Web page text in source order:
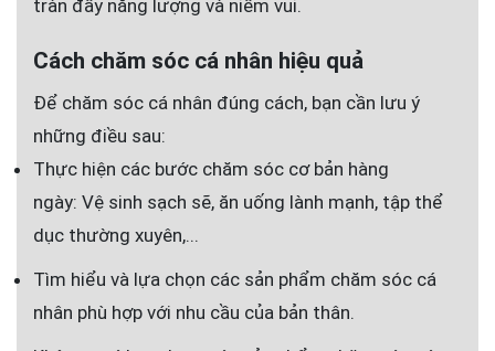
tràn đầy năng lượng và niềm vui.
Cách chăm sóc cá nhân hiệu quả
Để chăm sóc cá nhân đúng cách, bạn cần lưu ý
những điều sau:
Thực hiện các bước chăm sóc cơ bản hàng
ngày: Vệ sinh sạch sẽ, ăn uống lành mạnh, tập thể
dục thường xuyên,...
Tìm hiểu và lựa chọn các sản phẩm chăm sóc cá
nhân phù hợp với nhu cầu của bản thân.